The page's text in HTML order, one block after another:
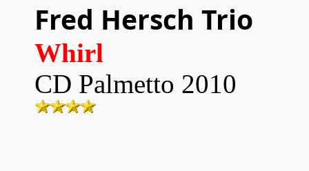
Fred Hersch Trio
Whirl
CD Palmetto 2010